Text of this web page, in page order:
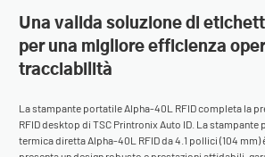
Una valida soluzione di
per una migliore efficienza
tracciabilità
La stampante portatile Alpha-40L RFID completa la
RFID desktop di TSC Printronix Auto ID. La
termica diretta Alpha-40L RFID da 4.1 pollici (104 mm)